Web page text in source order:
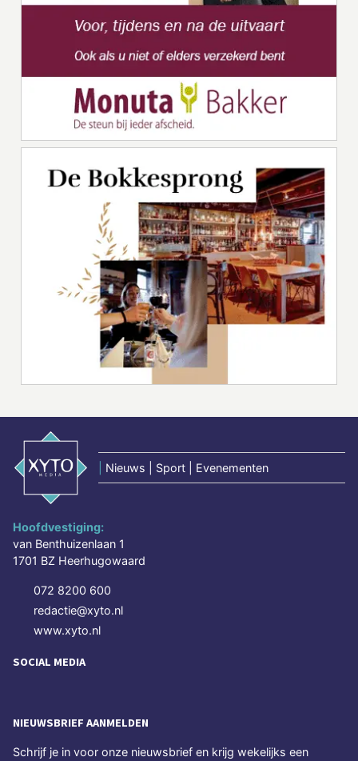
Nieuws | Sport | Evenementen
Hoofdvestiging:
van Benthuizenlaan 1
1701 BZ Heerhugowaard
072 8200 600
redactie@xyto.nl
www.xyto.nl
SOCIAL MEDIA
NIEUWSBRIEF AANMELDEN
Schrijf je in voor onze nieuwsbrief en krijg wekelijks een